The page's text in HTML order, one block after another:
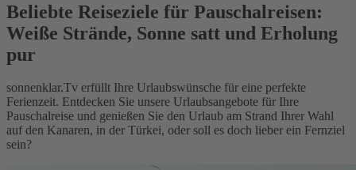
Beliebte Reiseziele für Pauschalreisen:
Weiße Strände, Sonne satt und Erholung
pur
sonnenklar.Tv erfüllt Ihre Urlaubswünsche für eine perfekte
Ferienzeit. Entdecken Sie unsere Urlaubsangebote für Ihre
Pauschalreise und genießen Sie den Urlaub am Strand Ihrer Wahl
auf den Kanaren, in der Türkei, oder soll es doch lieber ein Fernziel
sein?